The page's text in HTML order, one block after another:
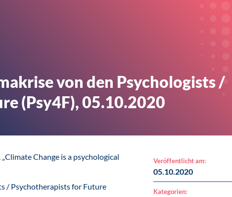
von den Psychologists /
(Psy4F), 05.10.2020
Change is a psychological
/ Psychotherapists for Future
Veröffentlicht am:
05.10.2020
Kategorien: